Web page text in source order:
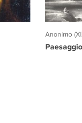
Anonimo